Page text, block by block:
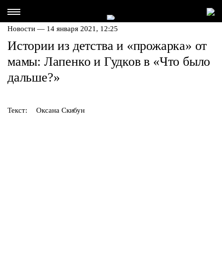
Новости — 14 января 2021, 12:25
Истории из детства и «прожарка» от
мамы: Лапенко и Гудков в «Что было
дальше?»
Текст: Оксана Скибун